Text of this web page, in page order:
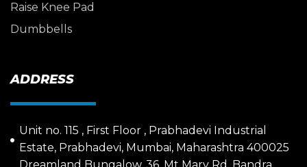
Raise Knee Pad
Dumbbells
ADDRESS
Unit no. 115 , First Floor , Prabhadevi Industrial
Estate, Prabhadevi, Mumbai, Maharashtra 400025